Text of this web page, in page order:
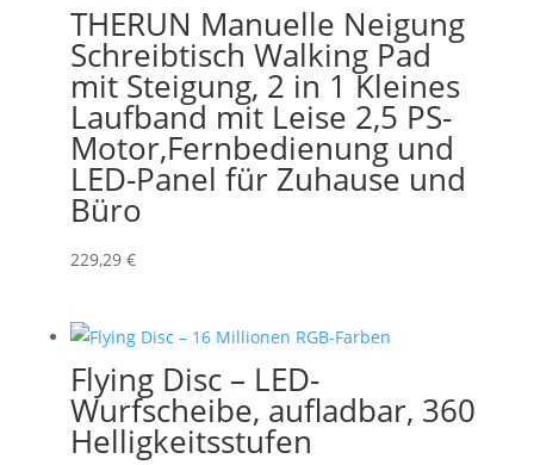
THERUN Manuelle Neigung
Schreibtisch Walking Pad
mit Steigung, 2 in 1 Kleines
Laufband mit Leise 2,5 PS-
Motor,Fernbedienung und
LED-Panel für Zuhause und
Büro
229,29 €
Flying Disc – LED-
Wurfscheibe, aufladbar, 360
Helligkeitsstufen